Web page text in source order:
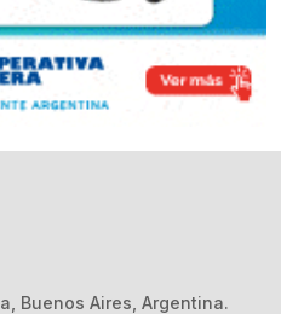
Buenos Aires, Argentina.